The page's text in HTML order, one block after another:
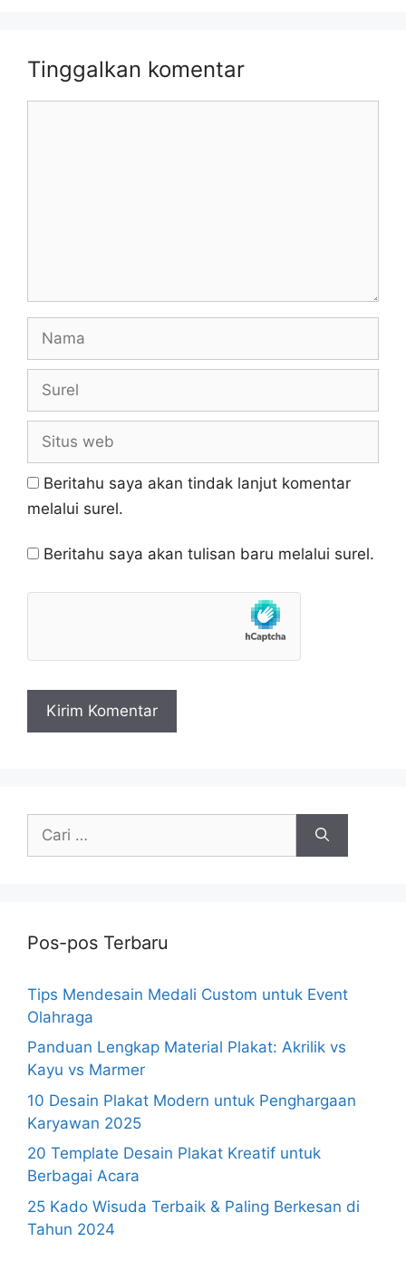
Tinggalkan komentar
web
Beritahu saya akan tindak lanjut komentar
melalui surel.
Beritahu saya akan tulisan baru melalui surel.
untuk:
Pos-pos Terbaru
Tips Mendesain Medali Custom untuk Event
Olahraga
Panduan Lengkap Material Plakat: Akrilik vs
Kayu vs Marmer
10 Desain Plakat Modern untuk Penghargaan
Karyawan 2025
20 Template Desain Plakat Kreatif untuk
Berbagai Acara
25 Kado Wisuda Terbaik & Paling Berkesan di
Tahun 2024